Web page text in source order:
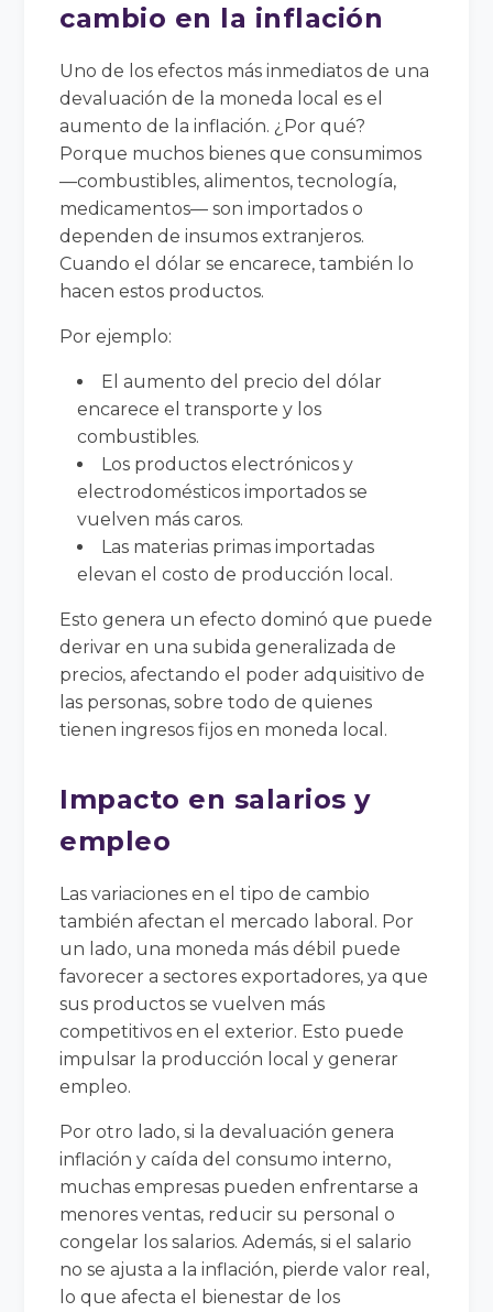
cambio en la inflación
Uno de los efectos más inmediatos de una
devaluación de la moneda local es el
aumento de la inflación. ¿Por qué?
Porque muchos bienes que consumimos
—combustibles, alimentos, tecnología,
medicamentos— son importados o
dependen de insumos extranjeros.
Cuando el dólar se encarece, también lo
hacen estos productos.
Por ejemplo:
El aumento del precio del dólar
encarece el transporte y los
combustibles.
Los productos electrónicos y
electrodomésticos importados se
vuelven más caros.
Las materias primas importadas
elevan el costo de producción local.
Esto genera un efecto dominó que puede
derivar en una subida generalizada de
precios, afectando el poder adquisitivo de
las personas, sobre todo de quienes
tienen ingresos fijos en moneda local.
Impacto en salarios y
empleo
Las variaciones en el tipo de cambio
también afectan el mercado laboral. Por
un lado, una moneda más débil puede
favorecer a sectores exportadores, ya que
sus productos se vuelven más
competitivos en el exterior. Esto puede
impulsar la producción local y generar
empleo.
Por otro lado, si la devaluación genera
inflación y caída del consumo interno,
muchas empresas pueden enfrentarse a
menores ventas, reducir su personal o
congelar los salarios. Además, si el salario
no se ajusta a la inflación, pierde valor real,
lo que afecta el bienestar de los